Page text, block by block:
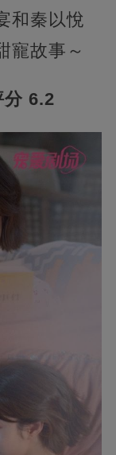
和秦以悅
寵故事～
分 6.2